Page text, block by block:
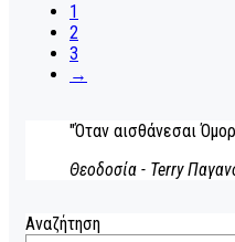
1
2
3
→
"Όταν αισθάνεσαι
Θεοδοσία - Terry
Αναζήτηση